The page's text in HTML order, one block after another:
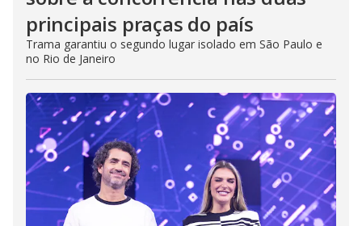
principais praças do país
Trama garantiu o segundo lugar isolado em São Paulo e
no Rio de Janeiro